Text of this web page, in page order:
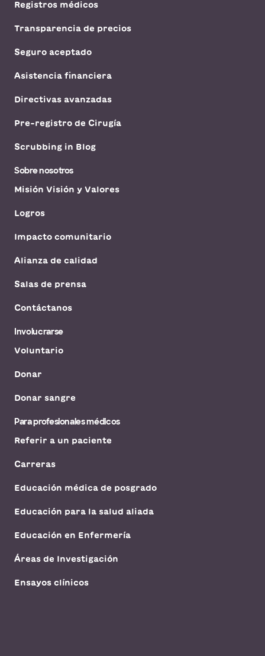
Registros médicos
Transparencia de precios
Seguro aceptado
Asistencia financiera
Directivas avanzadas
Pre-registro de Cirugía
Scrubbing in Blog
Sobre nosotros
Misión Visión y Valores
Logros
Impacto comunitario
Alianza de calidad
Salas de prensa
Contáctanos
Involucrarse
Voluntario
Donar
Donar sangre
Para profesionales médicos
Referir a un paciente
Carreras
Educación médica de posgrado
Educación para la salud aliada
Educación en Enfermería
Áreas de Investigación
Ensayos clínicos